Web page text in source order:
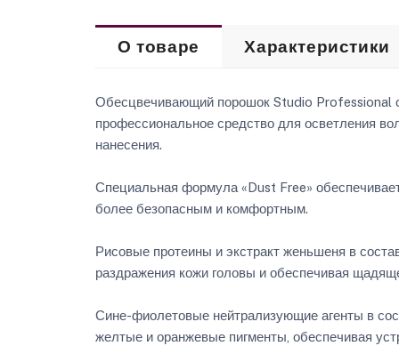
О товаре Характеристики
Обесцвечивающий порошок Studio Professional
профессиональное средство для осветления
нанесения.
Специальная формула «Dust Free»
более безопасным и комфортным.
Рисовые протеины и экстракт женьшеня в
раздражения кожи головы и обеспечивая
Сине-фиолетовые нейтрализующие агенты в
желтые и оранжевые пигменты, обеспечивая